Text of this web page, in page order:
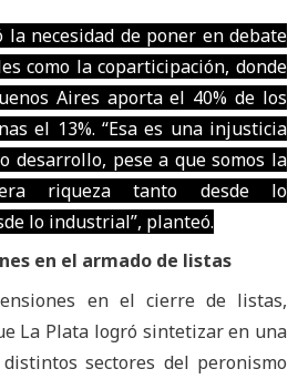
la necesidad de poner en debate
como la coparticipación, donde
Aires aporta el 40% de los
el 13%. “Esa es una injusticia
desarrollo, pese a que somos la
riqueza tanto desde lo
lo industrial”, planteó.
en el armado de listas
en el cierre de listas,
La Plata logró sintetizar en una
sectores del peronismo